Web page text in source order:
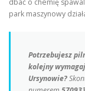
dbać o chemię
park maszynowy
Potrzebujesz
kolejny
Ursynowie?